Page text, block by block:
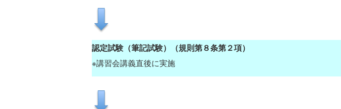
認定試験（筆記試験）（規則第８条第２項）
※講習会講義直後に実施